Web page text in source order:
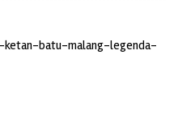
ketan-batu-malang-legenda-